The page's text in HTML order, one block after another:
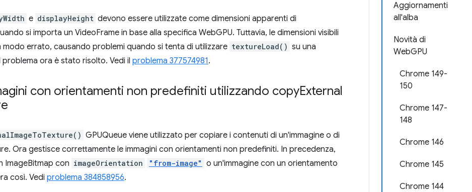
Aggiornamenti
all'alba
Novità di
WebGPU
Chrome 149-
150
Chrome 147-
148
Chrome 146
Chrome 145
Chrome 144
e displayHeight devono essere utilizzate come dimensioni apparenti di
si importa un VideoFrame in base alla specifica WebGPU. Tuttavia, le dimensioni visibili
errato, causando problemi quando si tenta di utilizzare textureLoad() su una
problema ora è stato risolto. Vedi il problema 377574981.
con orientamenti non predefiniti utilizzando copyExternal
GPUQueue viene utilizzato per copiare i contenuti di un'immagine o di
Ora gestisce correttamente le immagini con orientamenti non predefiniti. In precedenza,
ImageBitmap con imageOrientation "from-image" o un'immagine con un orientamento
così. Vedi problema 384858956.